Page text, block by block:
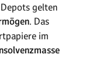
gelten
. Das
im